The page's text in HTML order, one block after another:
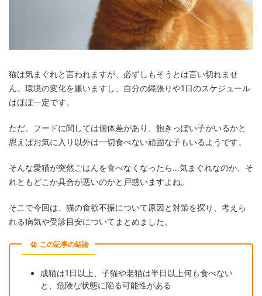
猫は気まぐれと言われますが、必ずしもそうとは言い切れませ
ん。環境の変化を嫌いますし、自分の縄張りや1日のスケジュール
はほぼ一定です。
ただ、フードに関しては個体差があり、飽きっぽい子がいるかと
思えばお気に入り以外は一切食べない頑固な子もいるようです。
そんな愛猫が突然ごはんを食べなくなったら…気まぐれなのか、そ
れともどこか具合が悪いのかと戸惑いますよね。
そこで今回は、猫の食欲不振について原因と対策を探り、考えら
れる病気や受診目安についてまとめました。
この記事の結論
成猫は1日以上、子猫や老猫は半日以上何も食べない
と、危険な状態に陥る可能性がある